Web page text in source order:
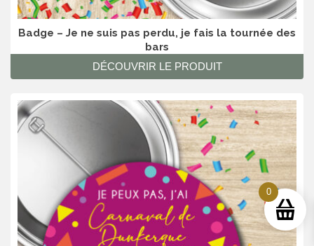
Badge – Je ne suis pas perdu, je fais la tournée des
bars
DÉCOUVRIR LE PRODUIT
0